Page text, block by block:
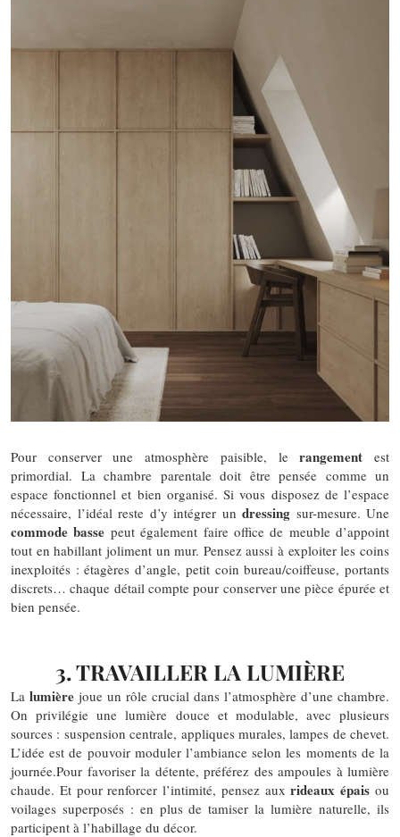
Pour conserver une atmosphère paisible, lerangement est
primordial. La chambre parentale doit être pensée comme un
espace fonctionnel et bien organisé. Si vous disposez de l’espace
nécessaire, l’idéal reste d’y intégrer un dressing sur-mesure. Une
commodebasse peut également faire office de meuble d’appoint
tout en habillant joliment un mur. Pensez aussi à exploiter les coins
inexploités : étagères d’angle, petit coin bureau/coiffeuse, portants
discrets… chaque détail compte pour conserver une pièce épurée et
bien pensée.
3. TRAVAILLER LA LUMIÈRE
La lumière joue un rôle crucial dans l’atmosphère d’une chambre.
On privilégie une lumière douce et modulable, avec plusieurs
sources : suspension centrale, appliques murales, lampes de chevet.
L’idée est de pouvoir moduler l’ambiance selon les moments de la
journée.Pour favoriser la détente, préférez des ampoules à lumière
chaude. Et pour renforcer l’intimité, pensez auxrideaux épais ou
voilages superposés : en plus de tamiser la lumière naturelle, ils
participent à l’habillage du décor.